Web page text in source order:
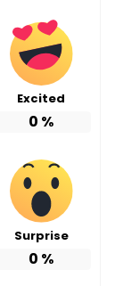
Excited
0 %
Surprise
0 %